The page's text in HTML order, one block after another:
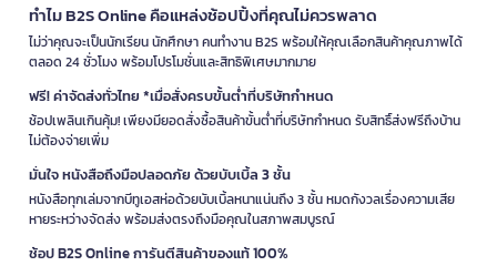
ทำไม B2S Online คือแหล่งช้อปปิ้งที่คุณไม่ควรพลาด
ไม่ว่าคุณจะเป็นนักเรียน นักศึกษา คนทำงาน B2S พร้อมให้คุณเลือกสินค้าคุณภาพได้
ตลอด 24 ชั่วโมง พร้อมโปรโมชั่นและสิทธิพิเศษมากมาย
ฟรี! ค่าจัดส่งทั่วไทย *เมื่อสั่งครบขั้นต่ำที่บริษัทกำหนด
ช้อปเพลินเกินคุ้ม! เพียงมียอดสั่งซื้อสินค้าขั้นต่ำที่บริษัทกำหนด รับสิทธิ์ส่งฟรีถึงบ้าน
ไม่ต้องจ่ายเพิ่ม
มั่นใจ หนังสือถึงมือปลอดภัย ด้วยบับเบิ้ล 3 ชั้น
หนังสือทุกเล่มจากบีทูเอสห่อด้วยบับเบิ้ลหนาแน่นถึง 3 ชั้น หมดกังวลเรื่องความเสีย
หายระหว่างจัดส่ง พร้อมส่งตรงถึงมือคุณในสภาพสมบูรณ์
ช้อป B2S Online การันตีสินค้าของแท้ 100%